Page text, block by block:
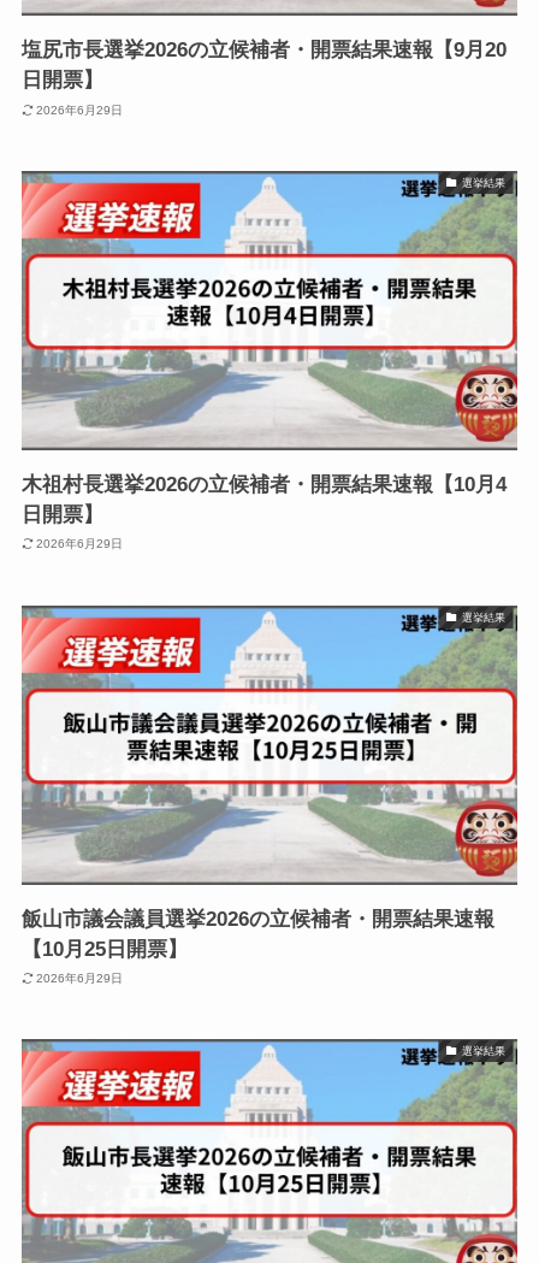
塩尻市長選挙2026の立候補者・開票結果速報【9月20
日開票】
2026年6月29日
選挙結果
木祖村長選挙2026の立候補者・開票結果速報【10月4
日開票】
2026年6月29日
選挙結果
飯山市議会議員選挙2026の立候補者・開票結果速報
【10月25日開票】
2026年6月29日
選挙結果